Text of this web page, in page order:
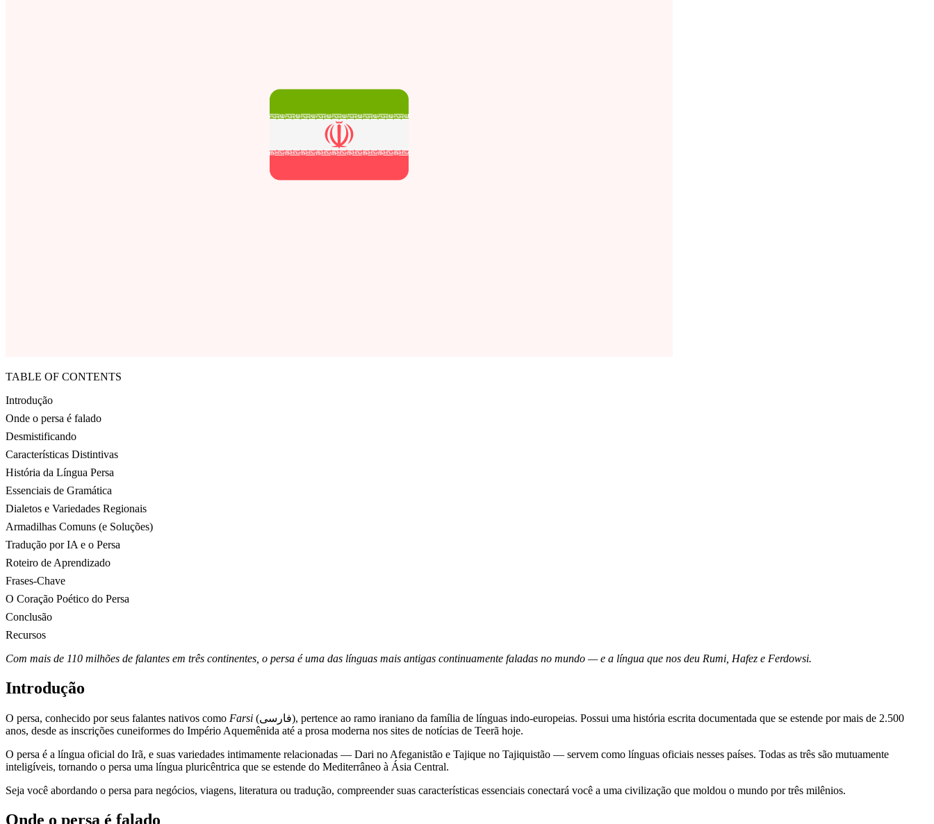
TABLE OF CONTENTS
Introdução
Onde o persa é falado
Desmistificando
Características Distintivas
História da Língua Persa
Essenciais de Gramática
Dialetos e Variedades Regionais
Armadilhas Comuns (e Soluções)
Tradução por IA e o Persa
Roteiro de Aprendizado
Frases-Chave
O Coração Poético do Persa
Conclusão
Recursos
Com mais de 110 milhões de falantes em três continentes, o persa é uma das línguas mais antigas continuamente faladas no mundo — e a língua que nos deu Rumi, Hafez e Ferdowsi.
Introdução
O persa, conhecido por seus falantes nativos como Farsi (فارسی), pertence ao ramo iraniano da família de línguas indo-europeias. Possui uma história escrita documentada que se estende por mais de 2.500
anos, desde as inscrições cuneiformes do Império Aquemênida até a prosa moderna nos sites de notícias de Teerã hoje.
O persa é a língua oficial do Irã, e suas variedades intimamente relacionadas — Dari no Afeganistão e Tajique no Tajiquistão — servem como línguas oficiais nesses países. Todas as três são mutuamente
inteligíveis, tornando o persa uma língua pluricêntrica que se estende do Mediterrâneo à Ásia Central.
Seja você abordando o persa para negócios, viagens, literatura ou tradução, compreender suas características essenciais conectará você a uma civilização que moldou o mundo por três milênios.
Onde o persa é falado